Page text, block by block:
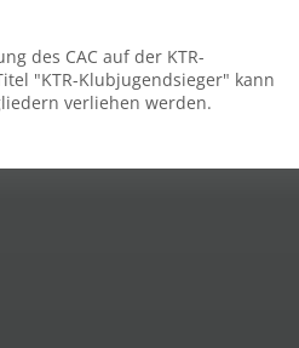
des CAC auf der KTR-
"KTR-Klubjugendsieger" kann
verliehen werden.